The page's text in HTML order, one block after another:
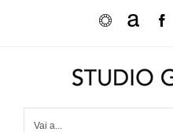
OculaArtnet
Vai a...